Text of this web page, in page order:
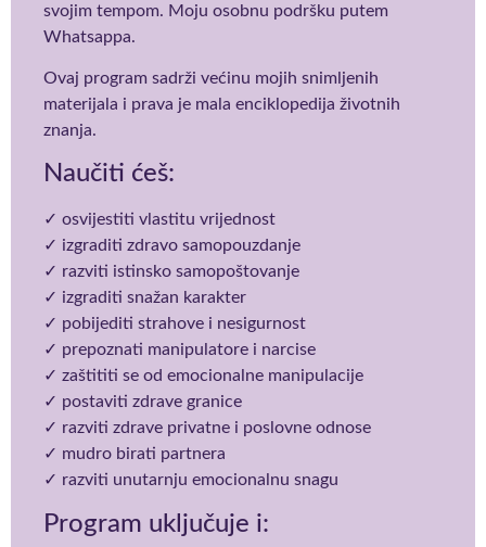
svojim tempom. Moju osobnu podršku putem
Whatsappa.
Ovaj program sadrži većinu mojih snimljenih
materijala i prava je mala enciklopedija životnih
znanja.
Naučiti ćeš:
✓ osvijestiti vlastitu vrijednost
✓ izgraditi zdravo samopouzdanje
✓ razviti istinsko samopoštovanje
✓ izgraditi snažan karakter
✓ pobijediti strahove i nesigurnost
✓ prepoznati manipulatore i narcise
✓ zaštititi se od emocionalne manipulacije
✓ postaviti zdrave granice
✓ razviti zdrave privatne i poslovne odnose
✓ mudro birati partnera
✓ razviti unutarnju emocionalnu snagu
Program uključuje i: